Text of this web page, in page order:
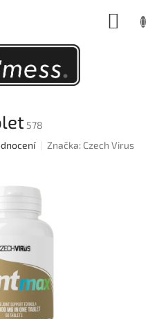
578
Značka: Czech Virus